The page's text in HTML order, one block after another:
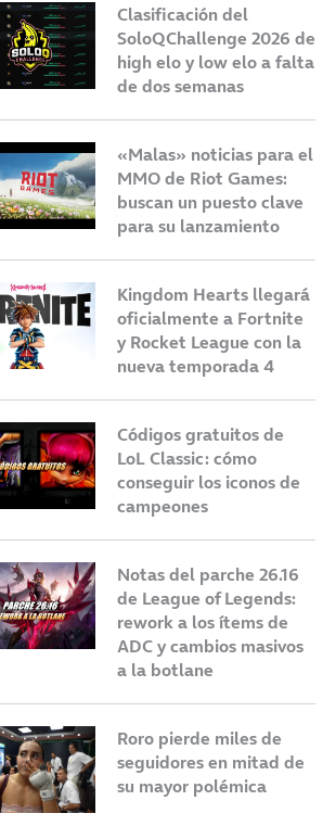
2026 tras 11
rumores
Clasificación del
SoloQChallenge 2026 de
high elo y low elo a falta
de dos semanas
«Malas» noticias para el
MMO de Riot Games:
buscan un puesto clave
para su lanzamiento
Kingdom Hearts llegará
oficialmente a Fortnite
y Rocket League con la
nueva temporada 4
Códigos gratuitos de
LoL Classic: cómo
conseguir los iconos de
campeones
Notas del parche 26.16
de League of Legends:
rework a los ítems de
ADC y cambios masivos
a la botlane
Roro pierde miles de
seguidores en mitad de
su mayor polémica